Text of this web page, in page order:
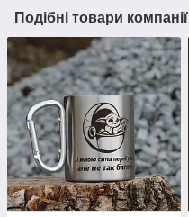
Подібні товари компанії